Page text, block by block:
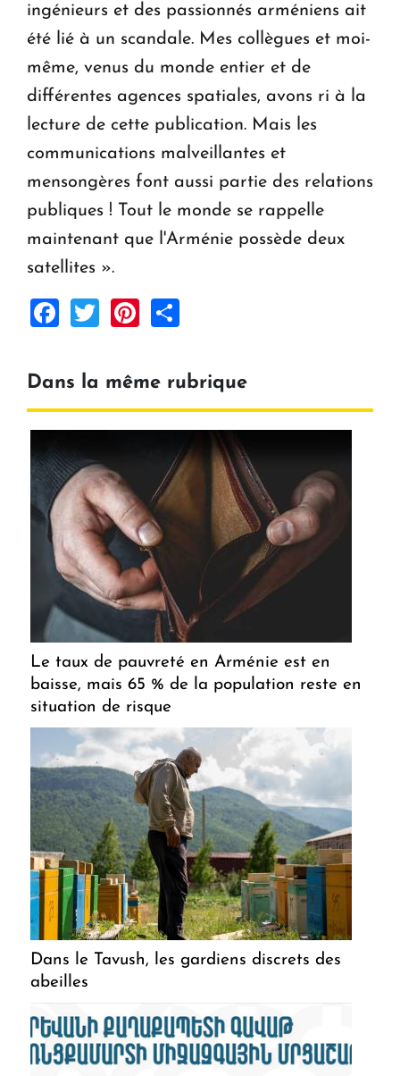
ingénieurs et des passionnés arméniens ait
été lié à un scandale. Mes collègues et moi-
même, venus du monde entier et de
différentes agences spatiales, avons ri à la
lecture de cette publication. Mais les
communications malveillantes et
mensongères font aussi partie des relations
publiques ! Tout le monde se rappelle
maintenant que l'Arménie possède deux
satellites ».
Facebook
TwitterPinterest
Dans la même rubrique
Le taux de pauvreté en Arménie est en
baisse, mais 65 % de la population reste en
situation de risque
Dans le Tavush, les gardiens discrets des
abeilles